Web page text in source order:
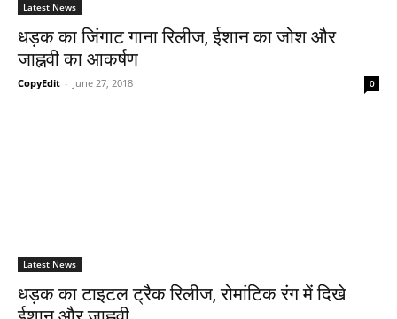
Latest News
धड़क का जिंगाट गाना रिलीज, ईशान का जोश और
जाह्नवी का आकर्षण
CopyEdit - June 27, 2018 0
Latest News
धड़क का टाइटल ट्रैक रिलीज, रोमांटिक रंग में दिखे